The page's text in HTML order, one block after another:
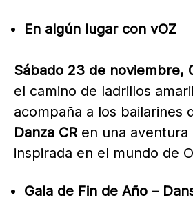
En algún lugar con vOZ
Sábado 23 de noviembre,
el camino de ladrillos
acompaña a los bailarines
Danza CR en una aventura
inspirada en el mundo de
Gala de Fin de Año –